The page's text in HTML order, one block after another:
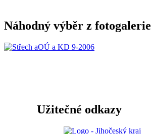
Náhodný výběr z fotogalerie
Užitečné odkazy